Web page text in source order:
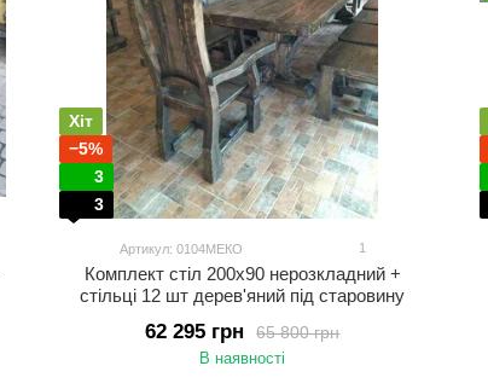
Хіт
−5%
3
3
Артикул: 0104МЕКО 1
Комплект стіл 200х90 нерозкладний +
стільці 12 шт дерев'яний під старовину
65 800 грн
62 295 грн
В наявності